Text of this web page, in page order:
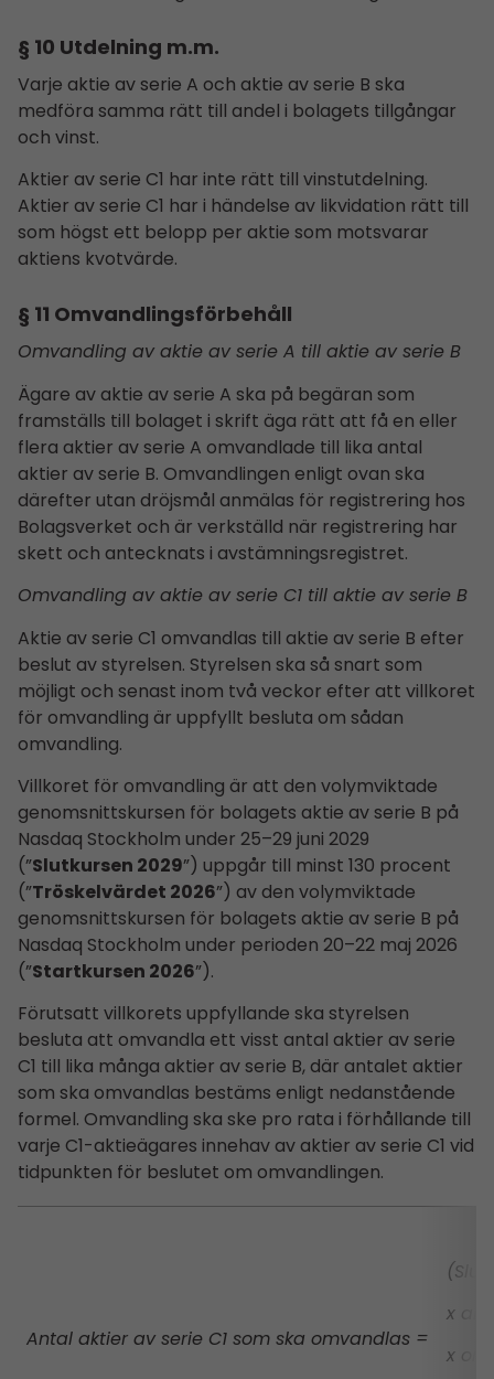
§ 10 Utdelning m.m.
Varje aktie av serie A och aktie av serie B ska
medföra samma rätt till andel i bolagets tillgångar
och vinst.
Aktier av serie C1 har inte rätt till vinstutdelning.
Aktier av serie C1 har i händelse av likvidation rätt till
som högst ett belopp per aktie som motsvarar
aktiens kvotvärde.
§ 11 Omvandlingsförbehåll
Omvandling av aktie av serie A till aktie av serie B
Ägare av aktie av serie A ska på begäran som
framställs till bolaget i skrift äga rätt att få en eller
flera aktier av serie A omvandlade till lika antal
aktier av serie B. Omvandlingen enligt ovan ska
därefter utan dröjsmål anmälas för registrering hos
Bolagsverket och är verkställd när registrering har
skett och antecknats i avstämningsregistret.
Omvandling av aktie av serie C1 till aktie av serie B
Aktie av serie C1 omvandlas till aktie av serie B efter
beslut av styrelsen. Styrelsen ska så snart som
möjligt och senast inom två veckor efter att villkoret
för omvandling är uppfyllt besluta om sådan
omvandling.
Villkoret för omvandling är att den volymviktade
genomsnittskursen för bolagets aktie av serie B på
Nasdaq Stockholm under 25–29 juni 2029
(”Slutkursen 2029”) uppgår till minst 130 procent
(”Tröskelvärdet 2026”) av den volymviktade
genomsnittskursen för bolagets aktie av serie B på
Nasdaq Stockholm under perioden 20–22 maj 2026
(”Startkursen 2026”).
Förutsatt villkorets uppfyllande ska styrelsen
besluta att omvandla ett visst antal aktier av serie
C1 till lika många aktier av serie B, där antalet aktier
som ska omvandlas bestäms enligt nedanstående
formel. Omvandling ska ske pro rata i förhållande till
varje C1-aktieägares innehav av aktier av serie C1 vid
tidpunkten för beslutet om omvandlingen.
Antal aktier av serie C1 som ska omvandlas =
x
x